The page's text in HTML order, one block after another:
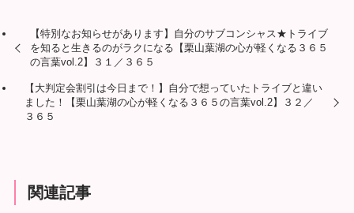
【特別なお知らせがあります】自分のサブコンシャス★トライブ
を知ると生きるのがラクになる【栗山葉湖の心が軽くなる３６５
の言葉vol.2】３１／３６５
【大判定会割引は今日まで！】自分で想っていたトライブと違い
ました！【栗山葉湖の心が軽くなる３６５の言葉vol.2】３２／
３６５
関連記事